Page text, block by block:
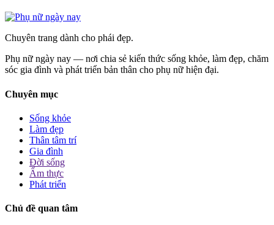
Chuyên trang dành cho phái đẹp.
Phụ nữ ngày nay — nơi chia sẻ kiến thức sống khỏe, làm đẹp, chăm
sóc gia đình và phát triển bản thân cho phụ nữ hiện đại.
Chuyên mục
Sống khỏe
Làm đẹp
Thân tâm trí
Gia đình
Đời sống
Ẩm thực
Phát triển
Chủ đề quan tâm